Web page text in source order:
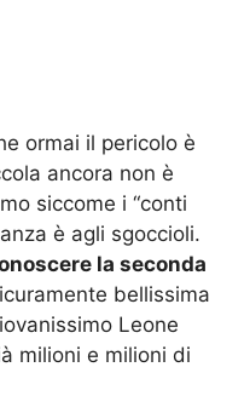
ormai il pericolo è
ancora non è
siccome i “conti
è agli sgoccioli.
la seconda
bellissima
Leone
milioni e milioni di